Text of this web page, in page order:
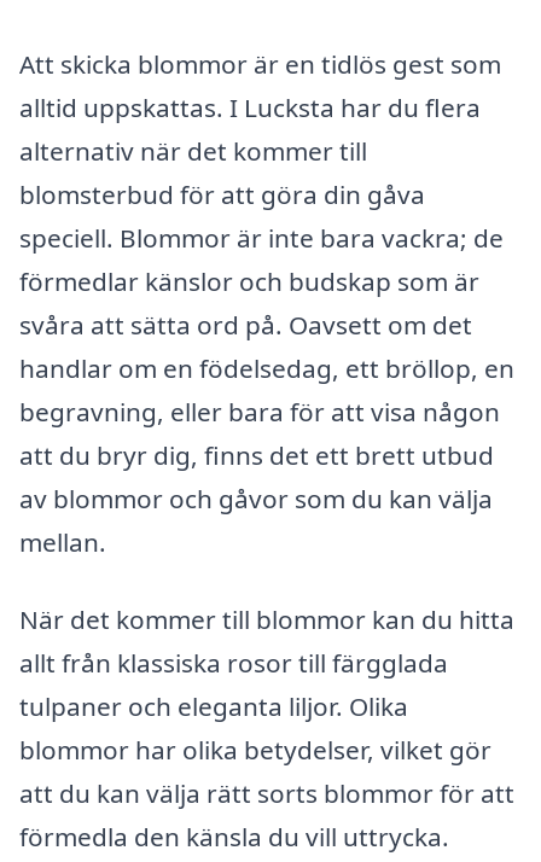
Att skicka blommor är en tidlös gest som
alltid uppskattas. I Lucksta har du flera
alternativ när det kommer till
blomsterbud för att göra din gåva
speciell. Blommor är inte bara vackra; de
förmedlar känslor och budskap som är
svåra att sätta ord på. Oavsett om det
handlar om en födelsedag, ett bröllop, en
begravning, eller bara för att visa någon
att du bryr dig, finns det ett brett utbud
av blommor och gåvor som du kan välja
mellan.
När det kommer till blommor kan du hitta
allt från klassiska rosor till färgglada
tulpaner och eleganta liljor. Olika
blommor har olika betydelser, vilket gör
att du kan välja rätt sorts blommor för att
förmedla den känsla du vill uttrycka.